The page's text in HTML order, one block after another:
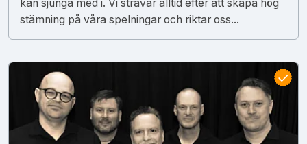
kan sjunga med i. Vi strävar alltid efter att skapa hög
stämning på våra spelningar och riktar oss...